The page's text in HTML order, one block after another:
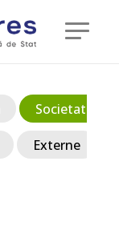
Societate
Externe